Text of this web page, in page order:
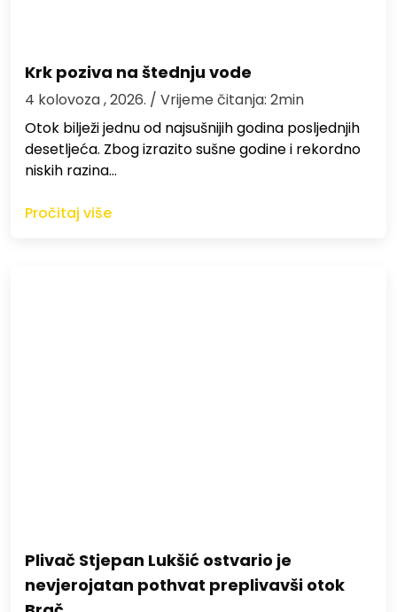
Krk poziva na štednju vode
4 kolovoza , 2026. / Vrijeme čitanja: 2min
Otok bilježi jednu od najsušnijih godina posljednjih
desetljeća. Zbog izrazito sušne godine i rekordno
niskih razina…
Pročitaj više
Plivač Stjepan Lukšić ostvario je
nevjerojatan pothvat preplivavši otok